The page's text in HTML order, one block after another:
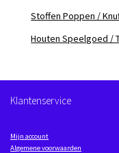
Stoffen Poppen /
Houten Speelgoed /
Klantenservice
Mijn account
Algemene voorwaarden